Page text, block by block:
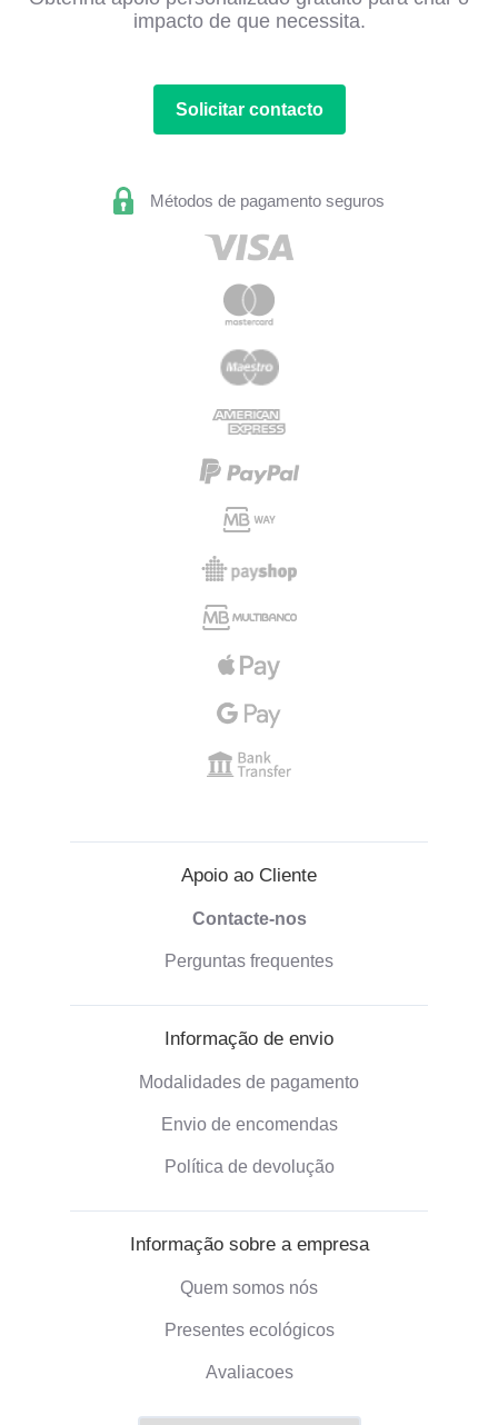
impacto de que necessita.
Solicitar contacto
Métodos de pagamento seguros
Apoio ao Cliente
Contacte-nos
Perguntas frequentes
Informação de envio
Modalidades de pagamento
Envio de encomendas
Política de devolução
Informação sobre a empresa
Quem somos nós
Presentes ecológicos
Avaliacoes